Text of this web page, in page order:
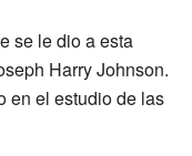
se le dio a esta
Harry Johnson.
en el estudio de las